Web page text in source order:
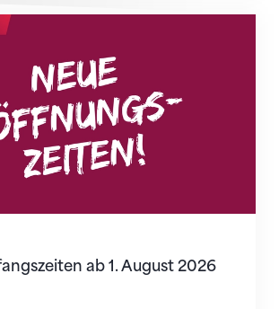
ab 1. August 2026
ab 1. August 2026